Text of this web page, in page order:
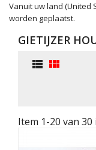
Vanuit uw land (United
worden geplaatst.
GIETIJZER
 
Item 1-20 van